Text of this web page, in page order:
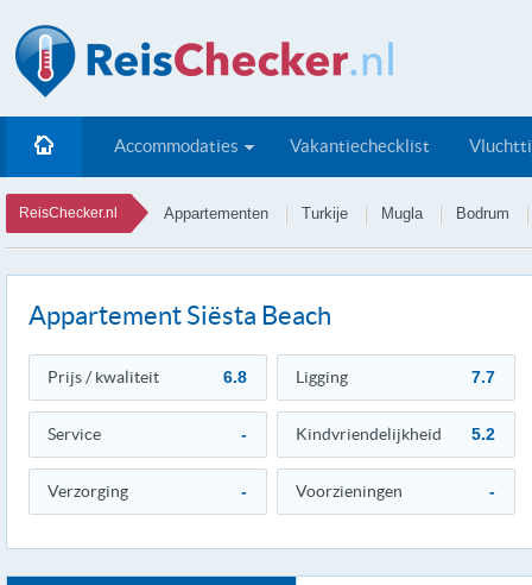
Accommodaties Vakantiechecklist
ReisChecker.nl Appartementen Turkije Mugla Bodrum
Appartement Siësta Beach
Prijs / kwaliteit 6.8 Ligging 7.7
Service - Kindvriendelijkheid 5.2
Verzorging - Voorzieningen -